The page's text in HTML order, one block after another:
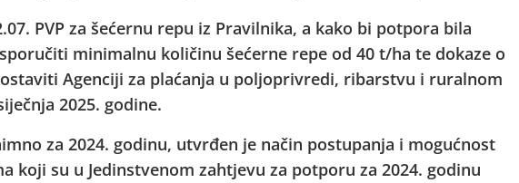
PVP za šećernu repu iz Pravilnika, a kako bi potpora bila
minimalnu količinu šećerne repe od 40 t/ha te dokaze o
Agenciji za plaćanja u poljoprivredi, ribarstvu i ruralnom
2025. godine.
za 2024. godinu, utvrđen je način postupanja i mogućnost
koji su u Jedinstvenom zahtjevu za potporu za 2024. godinu